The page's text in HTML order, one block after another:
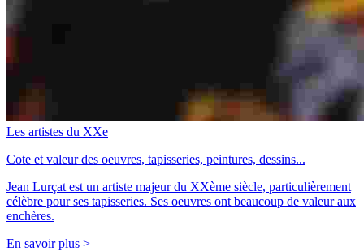
Les artistes du XXe
Cote et valeur des oeuvres, tapisseries, peintures, dessins...
Jean Lurçat est un artiste majeur du XXème siècle, particulièrement
célèbre pour ses tapisseries. Ses oeuvres ont beaucoup de valeur aux
enchères.
En savoir plus >